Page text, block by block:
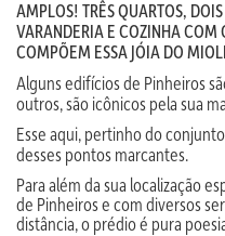
AMPLOS! TRÊS QUARTOS,
VARANDERIA E COZINHA
COMPÕEM ESSA JÓIA DO
Alguns edifícios de Pinheiros
outros, são icônicos pela sua
Esse aqui, pertinho do
desses pontos marcantes.
Para além da sua localização
de Pinheiros e com diversos
distância, o prédio é pura